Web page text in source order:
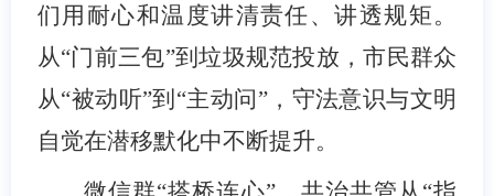
们用耐心和温度讲清责任、讲透规矩。
从“门前三包”到垃圾规范投放，市民群众
从“被动听”到“主动问”，守法意识与文明
自觉在潜移默化中不断提升。